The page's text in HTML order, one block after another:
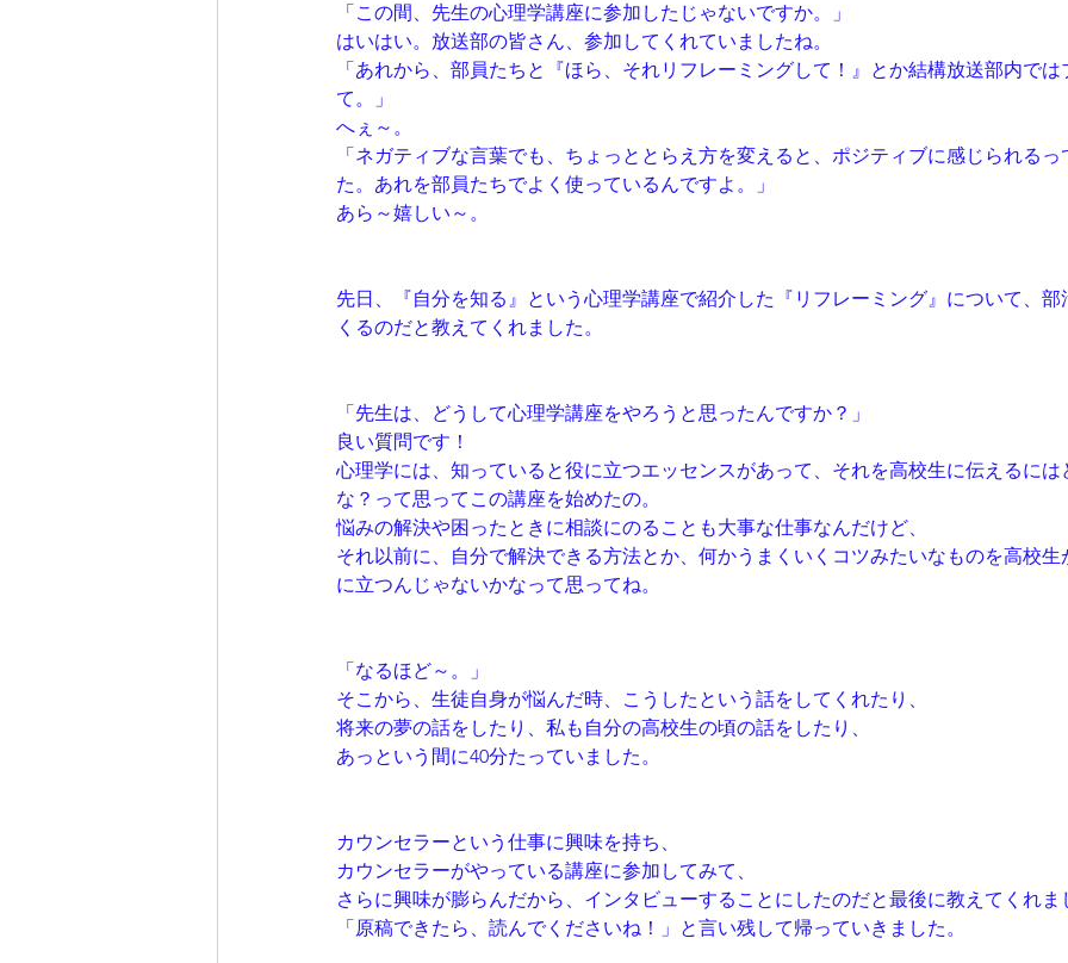
「この間、先生の心理学講座に参加したじゃないですか。」
はいはい。放送部の皆さん、参加してくれていましたね。
「あれから、部員たちと『ほら、それリフレーミングして！』とか結構放送部内で
て。」
へぇ～。
「ネガティブな言葉でも、ちょっととらえ方を変えると、ポジティブに感じられる
た。あれを部員たちでよく使っているんですよ。」
あら～嬉しい～。
先日、『自分を知る』という心理学講座で紹介した『リフレーミング』について、
くるのだと教えてくれました。
「先生は、どうして心理学講座をやろうと思ったんですか？」
良い質問です！
心理学には、知っていると役に立つエッセンスがあって、それを高校生に伝えるには
な？って思ってこの講座を始めたの。
悩みの解決や困ったときに相談にのることも大事な仕事なんだけど、
それ以前に、自分で解決できる方法とか、何かうまくいくコツみたいなものを高校
に立つんじゃないかなって思ってね。
「なるほど～。」
そこから、生徒自身が悩んだ時、こうしたという話をしてくれたり、
将来の夢の話をしたり、私も自分の高校生の頃の話をしたり、
あっという間に40分たっていました。
カウンセラーという仕事に興味を持ち、
カウンセラーがやっている講座に参加してみて、
さらに興味が膨らんだから、インタビューすることにしたのだと最後に教えてくれま
「原稿できたら、読んでくださいね！」と言い残して帰っていきました。